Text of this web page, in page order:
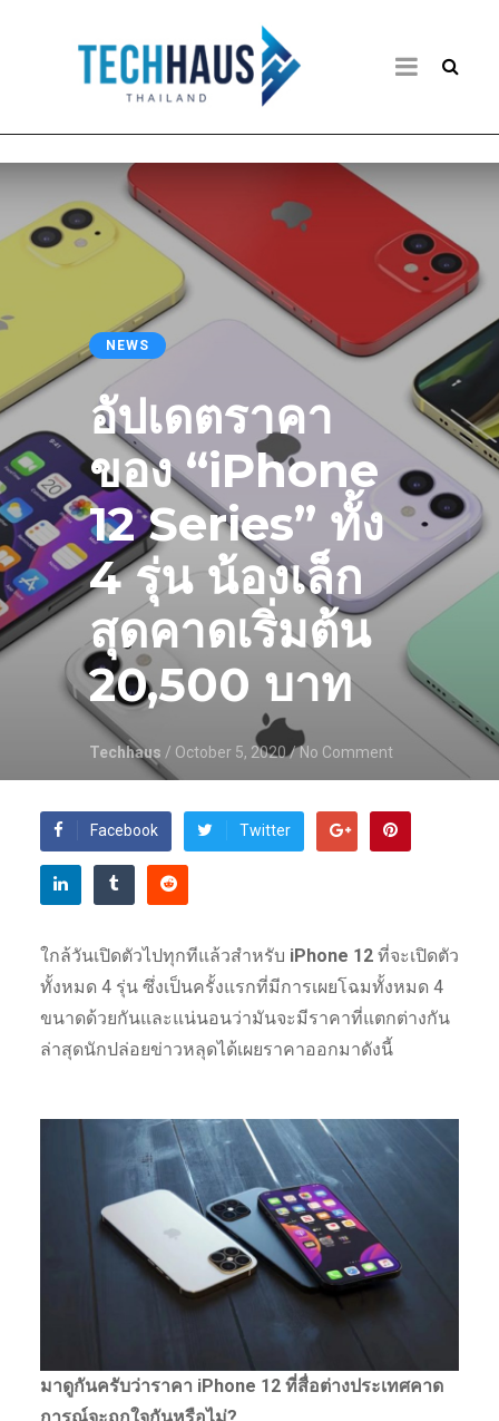
NEWS
อัปเดตราคา
ของ “iPhone
12 Series” ทั้ง
4 รุ่น น้องเล็ก
สุดคาดเริ่มต้น
20,500 บาท
Techhaus / October 5, 2020/ No Comment
Facebook Twitter
ใกล้วันเปิดตัวไปทุกทีแล้วสำหรับ iPhone 12ที่จะเปิดตัว
ทั้งหมด 4 รุ่น ซึ่งเป็นครั้งแรกที่มีการเผยโฉมทั้งหมด 4
ขนาดด้วยกันและแน่นอนว่ามันจะมีราคาที่แตกต่างกัน
ล่าสุดนักปล่อยข่าวหลุดได้เผยราคาออกมาดังนี้
มาดูกันครับว่าราคา iPhone 12 ที่สื่อต่างประเทศคาด